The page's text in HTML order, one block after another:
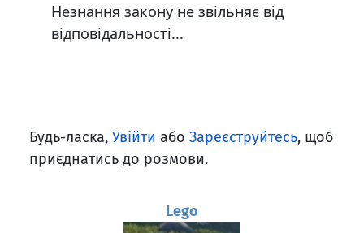
Незнання закону не звільняє від
відповідальності...
Будь-ласка, Увійти або Зареєструйтесь, щоб
приєднатись до розмови.
Lego